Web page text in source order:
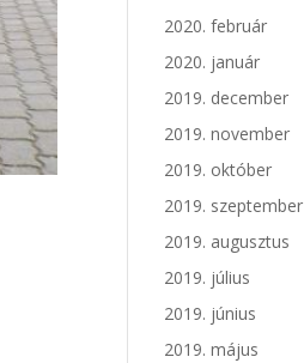
2020. február
2020. január
2019. december
2019. november
2019. október
2019. szeptember
2019. augusztus
2019. július
2019. június
2019. május